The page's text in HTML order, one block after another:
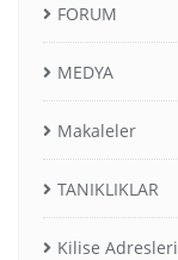
FORUM
MEDYA
Makaleler
TANIKLIKLAR
Kilise Adresleri